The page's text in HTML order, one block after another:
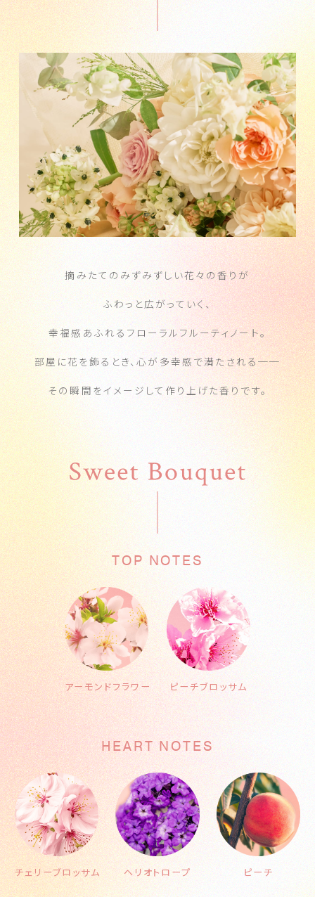
摘みたてのみずみずしい花々の香りが
ふわっと広がっていく、
幸福感あふれるフローラルフルーティノート。
部屋に花を飾るとき、心が多幸感で満たされる──
その瞬間をイメージして作り上げた香りです。
TOP NOTES
アーモンドフラワー ピーチブロッサム
HEART NOTES
チェリーブロッサム ヘリオトロープ ピーチ